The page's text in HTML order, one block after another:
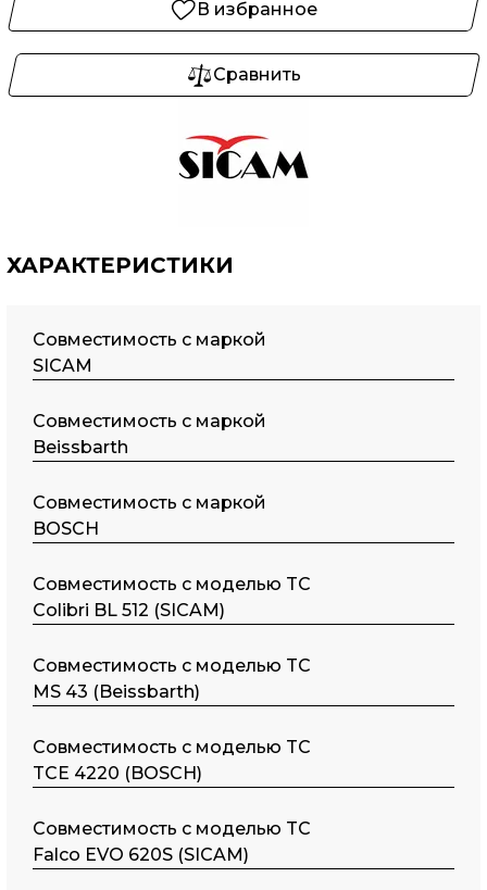
В избранное
Сравнить
ХАРАКТЕРИСТИКИ
Совместимость с маркой
SICAM
Совместимость с маркой
Beissbarth
Совместимость с маркой
BOSCH
Совместимость с моделью TC
Colibri BL 512 (SICAM)
Совместимость с моделью TC
MS 43 (Beissbarth)
Совместимость с моделью TC
TCE 4220 (BOSCH)
Совместимость с моделью TC
Falco EVO 620S (SICAM)